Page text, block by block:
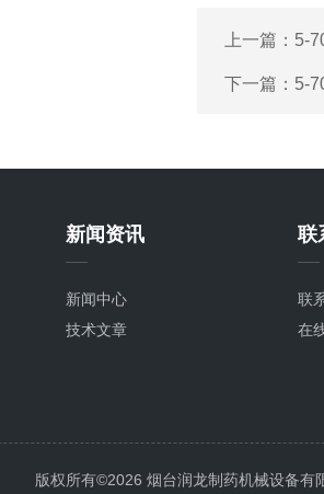
上一篇： 5-
下一篇： 5-
新闻资讯
新闻中心
技术文章
联
联
在
版权所有©2026 烟台润龙制药机械设备